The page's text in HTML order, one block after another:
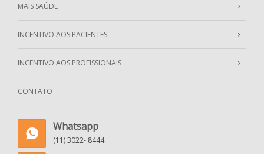
MAIS SAÚDE
INCENTIVO AOS PACIENTES
INCENTIVO AOS PROFISSIONAIS
CONTATO
Whatsapp
(11) 3022- 8444